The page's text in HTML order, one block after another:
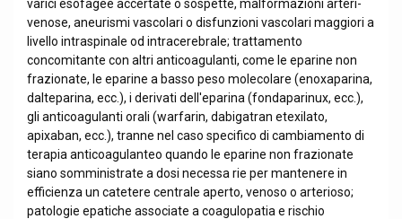
varici esofagee accertate o sospette, malformazioni arteri-
venose, aneurismi vascolari o disfunzioni vascolari maggiori a
livello intraspinale od intracerebrale; trattamento
concomitante con altri anticoagulanti, come le eparine non
frazionate, le eparine a basso peso molecolare (enoxaparina,
dalteparina, ecc.), i derivati dell'eparina (fondaparinux, ecc.),
gli anticoagulanti orali (warfarin, dabigatran etexilato,
apixaban, ecc.), tranne nel caso specifico di cambiamento di
terapia anticoagulanteo quando le eparine non frazionate
siano somministrate a dosi necessa rie per mantenere in
efficienza un catetere centrale aperto, venoso o arterioso;
patologie epatiche associate a coagulopatia e rischio